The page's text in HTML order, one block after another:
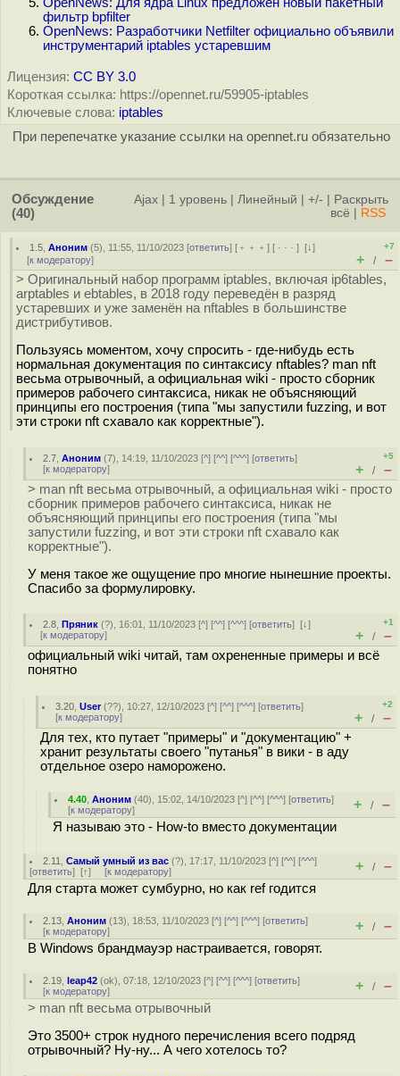
фильтр bpfilter
OpenNews: Разработчики Netfilter официально объявили
инструментарий iptables устаревшим
Лицензия: CC BY 3.0
Короткая ссылка: https://opennet.ru/59905-iptables
Ключевые слова: iptables
При перепечатке указание ссылки на opennet.ru обязательно
Обсуждение
(40)
Ajax 1 уровень Линейный +/-
Раскрыть
всё
RSS
1.5 ,Аноним (5), 11:55, 11/10/2023 [ответить] [ ﹢﹢﹢] [ · · ·][↓]
[к модератору]
+7
+ / –
> Оригинальный набор программ iptables, включая ip6tables,
arptables и ebtables, в 2018 году переведён в разряд
устаревших и уже заменён на nftables в большинстве
дистрибутивов.
Пользуясь моментом, хочу спросить - где-нибудь есть
нормальная документация по синтаксису nftables? man nft
весьма отрывочный, а официальная wiki - просто сборник
примеров рабочего синтаксиса, никак не объясняющий
принципы его построения (типа "мы запустили fuzzing, и вот
эти строки nft схавало как корректные").
2.7 ,Аноним (7), 14:19, 11/10/2023 [^] [^^] [^^^] [ответить]
[к модератору]
+5
+ / –
> man nft весьма отрывочный, а официальная wiki - просто
сборник примеров рабочего синтаксиса, никак не
объясняющий принципы его построения (типа "мы
запустили fuzzing, и вот эти строки nft схавало как
корректные").
У меня такое же ощущение про многие нынешние проекты.
Спасибо за формулировку.
2.8 ,Пряник (?), 16:01, 11/10/2023 [^] [^^] [^^^] [ответить][↓]
[к модератору]
+1
+ / –
официальный wiki читай, там охрененные примеры и всё
понятно
3.20 ,User(??), 10:27, 12/10/2023 [^] [^^] [^^^] [ответить]
[к модератору]
+2
+ / –
Для тех, кто путает "примеры" и "документацию" +
хранит результаты своего "путанья" в вики - в аду
отдельное озеро наморожено.
4.40 ,Аноним (40), 15:02, 14/10/2023 [^] [^^] [^^^] [ответить]
[к модератору] + / –
Я называю это - How-to вместо документации
2.11 ,Самый умный из вас (?), 17:17, 11/10/2023 [^] [^^] [^^^]
[ответить] [↑] [к модератору] + / –
Для старта может сумбурно, но как ref годится
2.13 ,Аноним (13), 18:53, 11/10/2023 [^] [^^] [^^^] [ответить]
[к модератору] + / –
В Windows брандмауэр настраивается, говорят.
2.19 ,leap42 (ok), 07:18, 12/10/2023 [^] [^^] [^^^] [ответить]
[к модератору] + / –
> man nft весьма отрывочный
Это 3500+ строк нудного перечисления всего подряд
отрывочный? Ну-ну... А чего хотелось то?